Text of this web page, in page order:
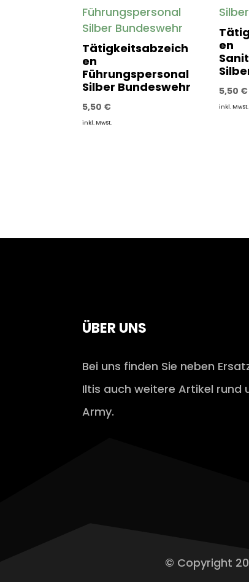
Tätigkeitsabzeich
en
Führungspersonal
Silber Bundeswehr
5,50 €
inkl. MwSt.
en
5,50 €
inkl. MwSt.
ÜBER UNS
Bei uns finden Sie neben
Iltis auch weitere Artikel rund
Army.
© Copyright